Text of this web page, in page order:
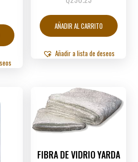
AÑADIR AL CARRITO
Añadir a lista de deseos
FIBRA DE VIDRIO YARDA